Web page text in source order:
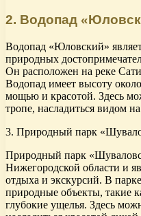
2. Водопад
Водопад «Юловский»
природных
Он расположен на реке
Водопад имеет высоту
мощью и красотой. Здесь
тропе, насладиться видом
3. Природный парк
Природный парк
Нижегородской области и
отдыха и экскурсий. В
природные объекты, такие
глубокие ущелья. Здесь